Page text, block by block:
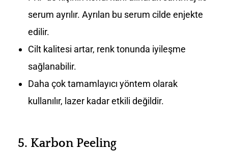
serum ayrılır. Ayrılan bu serum cilde enjekte
edilir.
Cilt kalitesi artar, renk tonunda iyileşme
sağlanabilir.
Daha çok tamamlayıcı yöntem olarak
kullanılır, lazer kadar etkili değildir.
5. Karbon Peeling